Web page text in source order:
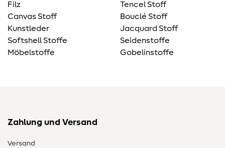
Filz
Canvas Stoff
Kunstleder
Softshell Stoffe
Möbelstoffe
Tencel Stoff
Bouclé Stoff
Jacquard Stoff
Seidenstoffe
Gobelinstoffe
Zahlung und Versand
Versand